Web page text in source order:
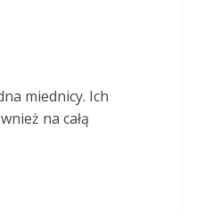
miednicy. Ich
na całą